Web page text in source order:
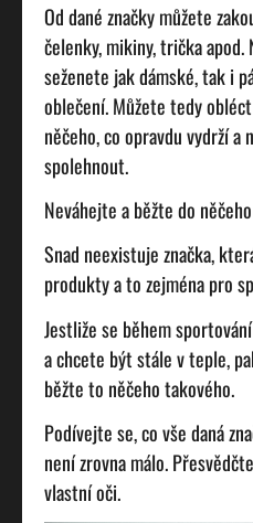
Od dané značky můžete
čelenky, mikiny, trička
seženete jak dámské, tak i
oblečení. Můžete tedy
něčeho, co opravdu vydrží a
spolehnout.
Neváhejte a běžte do
Snad neexistuje značka,
produkty a to zejména pro
Jestliže se během
a chcete být stále v teple,
běžte to něčeho takového.
Podívejte se, co vše daná
není zrovna málo.
vlastní oči.